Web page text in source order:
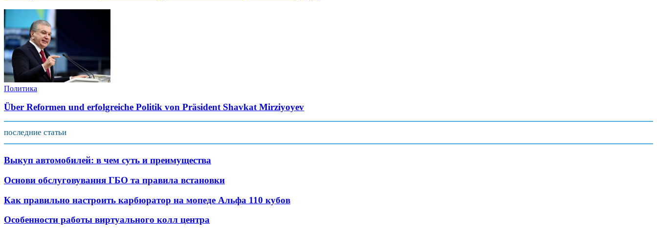
Политика
Über Reformen und erfolgreiche Politik von Präsident Shavkat Mirziyoyev
последние статьи
Выкуп автомобилей: в чем суть и преимущества
Основи обслуговування ГБО та правила встановки
Как правильно настроить карбюратор на мопеде Альфа 110 кубов
Особенности работы виртуального колл центра